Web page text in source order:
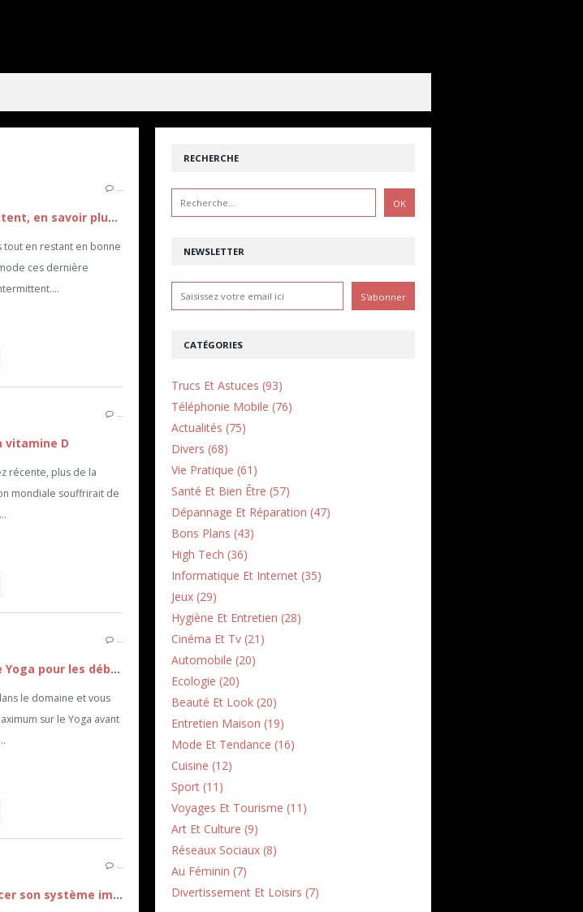
…
Le jeune intermittent, en savoir plus sur ce régime un peu particulier
en restant en bonne
ces dernière
…
vitamine D
récente, plus de la
mondiale souffrirait de
…
Tout savoir sur le Yoga pour les débutants
le domaine et vous
sur le Yoga avant
…
Comment renforcer son système immunitaire pour rester en forme en hiver ?
NEWSLETTER
RECHERCHE
CATÉGORIES
Trucs Et Astuces (93)
Téléphonie Mobile (76)
Actualités (75)
Divers (68)
Vie Pratique (61)
Santé Et Bien Être (57)
Dépannage Et Réparation (47)
Bons Plans (43)
High Tech (36)
Informatique Et Internet (35)
Jeux (29)
Hygiène Et Entretien (28)
Cinéma Et Tv (21)
Automobile (20)
Ecologie (20)
Beauté Et Look (20)
Entretien Maison (19)
Mode Et Tendance (16)
Cuisine (12)
Sport (11)
Voyages Et Tourisme (11)
Art Et Culture (9)
Réseaux Sociaux (8)
Au Féminin (7)
Divertissement Et Loisirs (7)